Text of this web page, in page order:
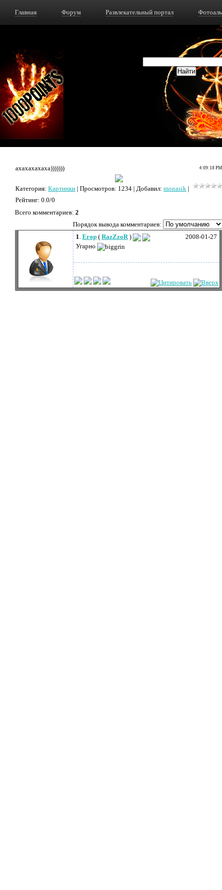
Главная Форум Развлекательный портал
4:09:18 PM
ахахахахаха)))))))
Категория: Картинки | Просмотров: 1234 | Добавил: monasik |
Рейтинг: 0.0/0
Всего комментариев: 2
Порядок вывода комментариев:
2008-01-27
1. Егор ( RazZzoR)
Угарно